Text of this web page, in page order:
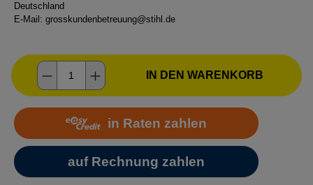
Deutschland
E-Mail: grosskundenbetreuung@stihl.de
Produkt Anzahl: Gib den gewünschten
IN DEN WARENKORB